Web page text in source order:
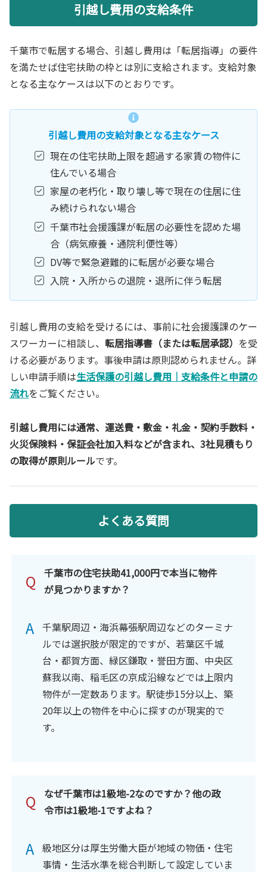
引越し費用の支給条件
千葉市で転居する場合、引越し費用は「転居指導」の要件
を満たせば住宅扶助の枠とは別に支給されます。支給対象
となる主なケースは以下のとおりです。
引越し費用の支給対象となる主なケース
現在の住宅扶助上限を超過する家賃の物件に
住んでいる場合
家屋の老朽化・取り壊し等で現在の住居に住
み続けられない場合
千葉市社会援護課が転居の必要性を認めた場
合（病気療養・通院利便性等）
DV等で緊急避難的に転居が必要な場合
入院・入所からの退院・退所に伴う転居
引越し費用の支給を受けるには、事前に社会援護課のケー
スワーカーに相談し、 転居指導書（または転居承認） を受
ける必要があります。事後申請は原則認められません。詳
しい申請手順は生活保護の引越し費用｜支給条件と申請の
流れをご覧ください。
引越し費用には通常、運送費・敷金・礼金・契約手数料・
火災保険料・保証会社加入料などが含まれ、3社見積もり
の取得が原則ルールです。
よくある質問
Q
千葉市の住宅扶助41,000円で本当に物件
が見つかりますか？
A 千葉駅周辺・海浜幕張駅周辺などのターミナ
ルでは選択肢が限定的ですが、若葉区千城
台・都賀方面、緑区鎌取・誉田方面、中央区
蘇我以南、稲毛区の京成沿線などでは上限内
物件が一定数あります。駅徒歩15分以上、築
20年以上の物件を中心に探すのが現実的で
す。
Q
なぜ千葉市は1級地-2なのですか？他の政
令市は1級地-1ですよね？
A 級地区分は厚生労働大臣が地域の物価・住宅
事情・生活水準を総合判断して設定していま